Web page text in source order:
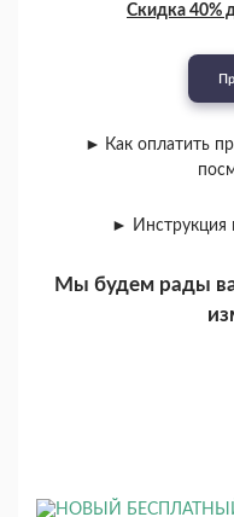
Скидка 40%
► Как оплатить
► Инструкция
Мы будем рады